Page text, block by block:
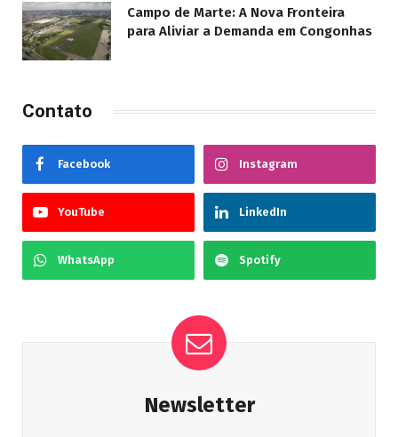
Campo de Marte: A Nova Fronteira
para Aliviar a Demanda em Congonhas
Contato
Facebook Instagram
YouTube LinkedIn
WhatsApp Spotify
Newsletter